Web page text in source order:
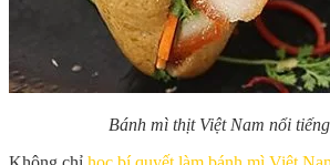
Bánh mì thịt Việt Nam nổi